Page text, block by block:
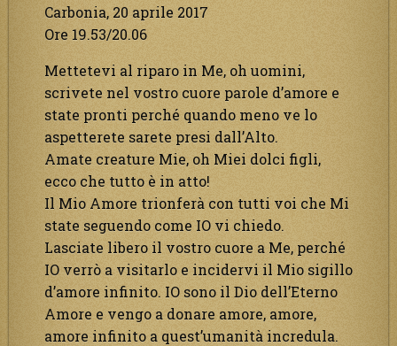
Carbonia, 20 aprile 2017
Ore 19.53/20.06
Mettetevi al riparo in Me, oh uomini,
scrivete nel vostro cuore parole d’amore e
state pronti perché quando meno ve lo
aspetterete sarete presi dall’Alto.
Amate creature Mie, oh Miei dolci figli,
ecco che tutto è in atto!
Il Mio Amore trionferà con tutti voi che Mi
state seguendo come IO vi chiedo.
Lasciate libero il vostro cuore a Me, perché
IO verrò a visitarlo e incidervi il Mio sigillo
d’amore infinito. IO sono il Dio dell’Eterno
Amore e vengo a donare amore, amore,
amore infinito a quest’umanità incredula.